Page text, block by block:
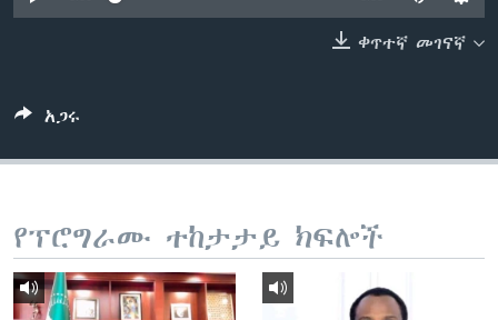
ቀጥተኛ መገናኛ
አጋሩ
የፕሮግራሙ ተከታታይ ክፍሎች